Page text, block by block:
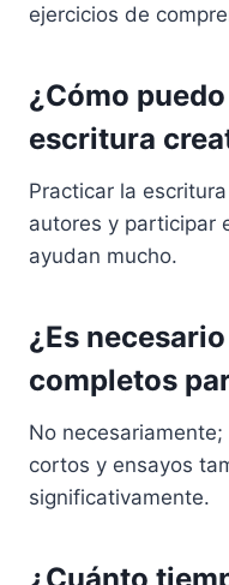
ejercicios de
¿Cómo
escritura
Practicar la
autores y participar
ayudan mucho.
¿Es
completos
No
cortos y ensayos
significativamente.